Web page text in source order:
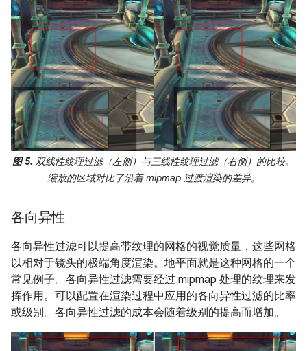
图 5. 双线性纹理过滤（左侧）与三线性纹理过滤（右侧）的比较。
缩放的区域对比了沿着 mipmap 过渡渲染的差异。
各向异性
各向异性过滤可以提高带纹理的网格的视觉质量，这些网格
以相对于镜头的极端角度渲染。地平面就是这种网格的一个
常见例子。各向异性过滤需要经过 mipmap 处理的纹理来发
挥作用。可以配置在渲染过程中应用的各向异性过滤的比率
或级别。各向异性过滤的成本会随着级别的提高而增加。